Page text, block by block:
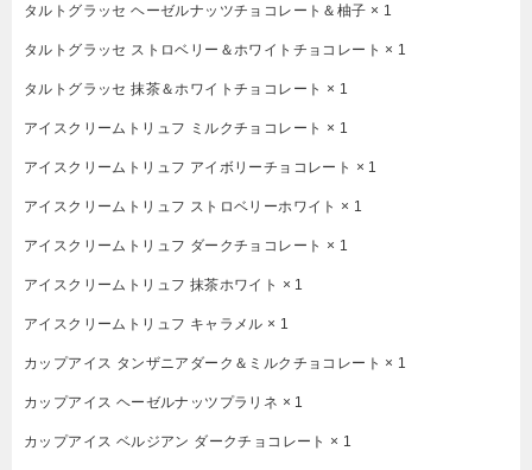
タルトグラッセ ヘーゼルナッツチョコレート＆柚子 × 1
タルトグラッセ ストロベリー＆ホワイトチョコレート × 1
タルトグラッセ 抹茶＆ホワイトチョコレート × 1
アイスクリームトリュフ ミルクチョコレート × 1
アイスクリームトリュフ アイボリーチョコレート × 1
アイスクリームトリュフ ストロベリーホワイト × 1
アイスクリームトリュフ ダークチョコレート × 1
アイスクリームトリュフ 抹茶ホワイト × 1
アイスクリームトリュフ キャラメル × 1
カップアイス タンザニアダーク＆ミルクチョコレート × 1
カップアイス ヘーゼルナッツプラリネ × 1
カップアイス ベルジアン ダークチョコレート × 1